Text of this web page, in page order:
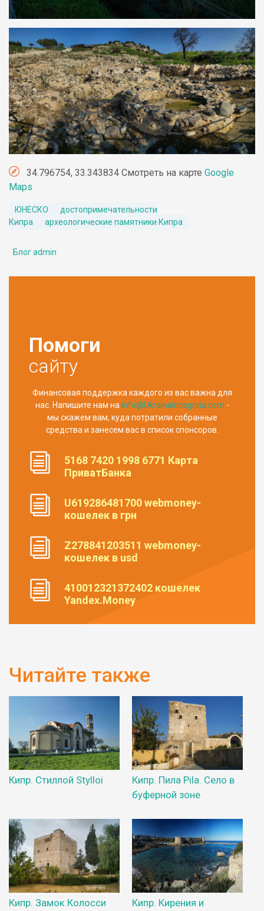
34.796754, 33.343834 Смотреть на карте Google
Maps
ЮНЕСКО
достопримечательности
Кипра
археологические памятники Кипра
Блог admin
Помоги
сайту
Финансовая поддержка каждого из вас важна для
нас. Напишите нам на info@UkrainaIncognita.com -
мы скажем вам, куда потратили собранные
средства и занесем вас в список спонсоров.
5168 7420 1998 6771 Карта
ПриватБанка
U619286481700 webmoney-
кошелек в грн
Z278841203511 webmoney-
кошелек в usd
410012321372402 кошелек
Yandex.Money
Читайте также
Кипр. Стиллой Stylloi
Кипр. Пила Pila. Село в
буферной зоне
Кипр. Замок Колосси
Кипр. Кирения и